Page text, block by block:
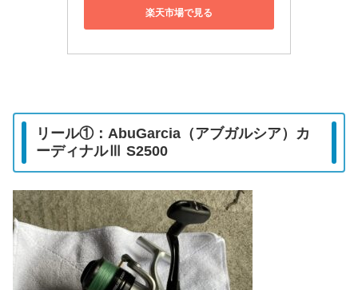
楽天市場で見る
リール①：AbuGarcia（アブガルシア）カ
ーディナルⅢ S2500